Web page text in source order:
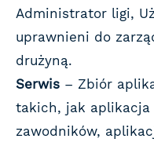
Administrator ligi,
uprawnieni do
drużyną.
Serwis – Zbiór
takich, jak
zawodników,